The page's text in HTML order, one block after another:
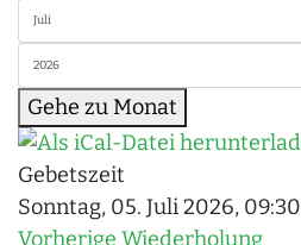
Gehe zu Monat
Gebetszeit
Sonntag, 05. Juli 2026, 09:30
Vorherige Wiederholung